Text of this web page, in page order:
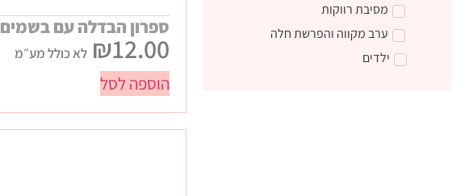
מסיבת רווקות
ערב מקווה והפרשת חלה
ילדים
ספרון הבדלה עם בשמים
₪12.00 לא כולל מע״מ
הוספה לסל